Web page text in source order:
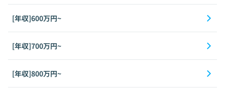
[年収]600万円~
[年収]700万円~
[年収]800万円~